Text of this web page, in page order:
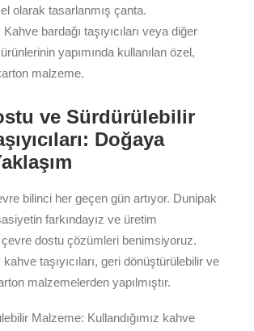
olarak tasarlanmış çanta.
bardağı taşıyıcıları veya diğer
yapımında kullanılan özel,
malzeme.
ve Sürdürülebilir
Doğaya
bilinci her geçen gün artıyor. Dunipak
farkındayız ve üretim
dostu çözümleri benimsiyoruz.
taşıyıcıları, geri dönüştürülebilir ve
malzemelerden yapılmıştır.
Malzeme: Kullandığımız kahve